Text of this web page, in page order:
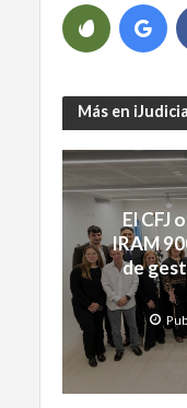
Más en
El CFJ
IRAM
de